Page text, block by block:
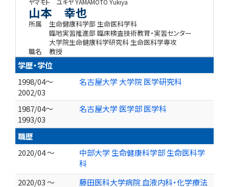
ヤマモト ユキヤYAMAMOTO Yukiya
山本 幸也
所属
生命健康科学部 生命医科学科
臨地実習推進部 臨床検査技術教育・実習センター
大学院生命健康科学研究科 生命医科学専攻
職名
教授
学歴・学位
1998/04～
2002/03
名古屋大学 大学院 医学研究科
1987/04～
1993/03
名古屋大学 医学部 医学科
職歴
2020/04 ～
中部大学 生命健康科学部 生命医科学
科
2020/03 ～
藤田医科大学病院 血液内科・化学療法